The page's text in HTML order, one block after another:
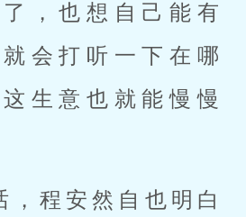
，也想自己能有
会打听一下在哪
生意也就能慢慢
，程安然自也明白